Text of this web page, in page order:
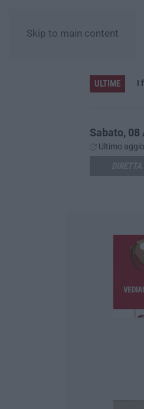
Skip to main content
ULTIME
Vinitaly and the City sbarca a Reggio Calabria: due giorni tra vino, cooking show e concerti – FOTO I
Sabato, 08
Ultimo